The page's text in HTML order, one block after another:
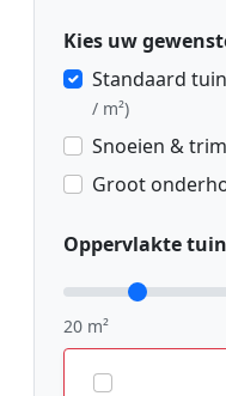
Kies uw
Standaard
/ m²)
Snoeien &
Groot
Oppervlakte
20 m²